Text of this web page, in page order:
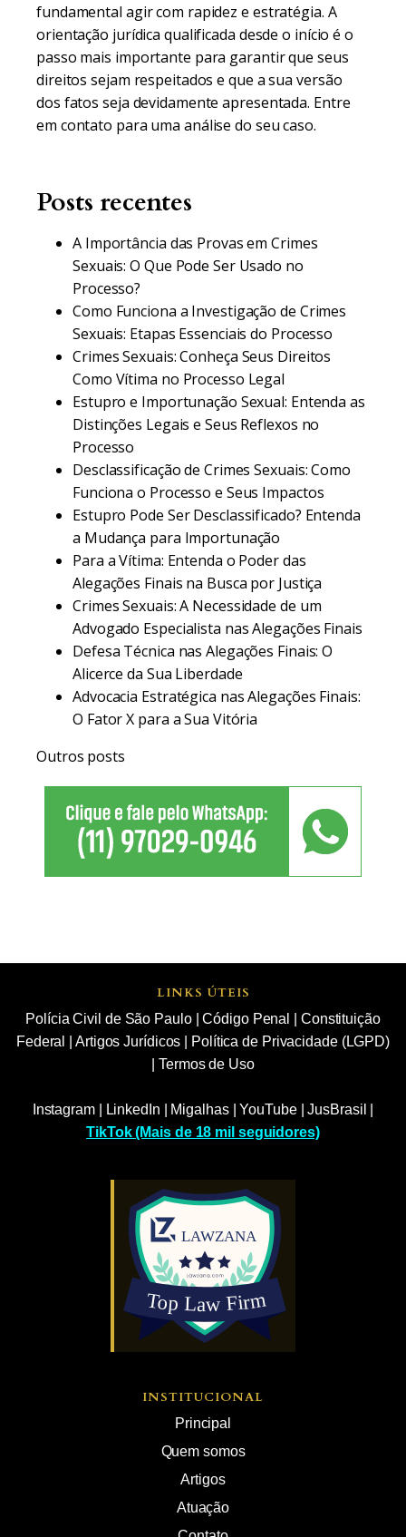
fundamental agir com rapidez e estratégia. A
orientação jurídica qualificada desde o início é o
passo mais importante para garantir que seus
direitos sejam respeitados e que a sua versão
dos fatos seja devidamente apresentada. Entre
em contato para uma análise do seu caso.
Posts recentes
A Importância das Provas em Crimes
Sexuais: O Que Pode Ser Usado no
Processo?
Como Funciona a Investigação de Crimes
Sexuais: Etapas Essenciais do Processo
Crimes Sexuais: Conheça Seus Direitos
Como Vítima no Processo Legal
Estupro e Importunação Sexual: Entenda as
Distinções Legais e Seus Reflexos no
Processo
Desclassificação de Crimes Sexuais: Como
Funciona o Processo e Seus Impactos
Estupro Pode Ser Desclassificado? Entenda
a Mudança para Importunação
Para a Vítima: Entenda o Poder das
Alegações Finais na Busca por Justiça
Crimes Sexuais: A Necessidade de um
Advogado Especialista nas Alegações Finais
Defesa Técnica nas Alegações Finais: O
Alicerce da Sua Liberdade
Advocacia Estratégica nas Alegações Finais:
O Fator X para a Sua Vitória
Outros posts
LINKS ÚTEIS
Polícia Civil de São Paulo|Código Penal
Constituição
Federal
Artigos Jurídicos
Política de Privacidade (LGPD)
|Termos de Uso
Instagram| LinkedIn Migalhas|YouTube|JusBrasil
TikTok (Mais de 18 mil seguidores)
INSTITUCIONAL
Principal
Quem somos
Artigos
Atuação